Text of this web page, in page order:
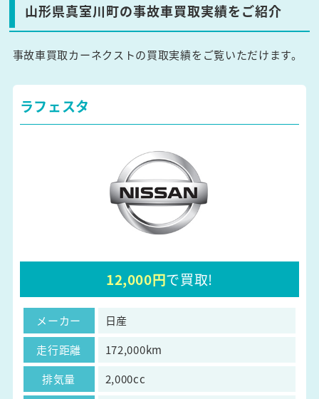
山形県真室川町の事故車買取実績をご紹介
事故車買取カーネクストの買取実績をご覧いただけます。
ラフェスタ
12,000円で買取!
メーカー
日産
走行距離
172,000km
排気量
2,000cc